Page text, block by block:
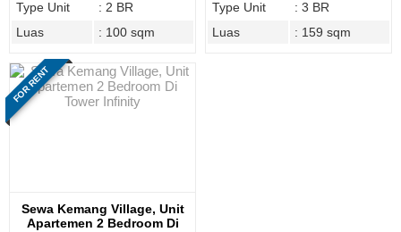
Type Unit
: 2 BR
Luas
: 100 sqm
Type Unit
: 3 BR
Luas
: 159 sqm
FOR RENT
Sewa Kemang Village, Unit
Apartemen 2 Bedroom Di